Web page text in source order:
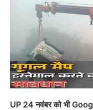
UP 24 नवंबर को भी